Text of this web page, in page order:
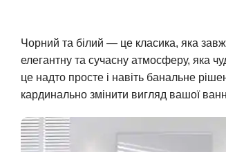
Чорний та білий — це класика, яка
елегантну та сучасну атмосферу, яка
це надто просте і навіть банальне
кардинально змінити вигляд вашої